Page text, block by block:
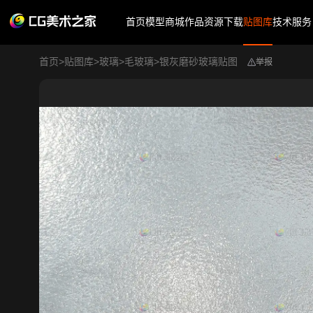
首页模型商城作品资源下载贴图库技术服务
首页>贴图库>玻璃>毛玻璃>银灰磨砂玻璃贴图 举报